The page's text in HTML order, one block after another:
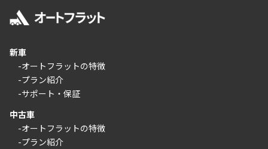
新車
-オートフラットの特徴
-プラン紹介
-サポート・保証
中古車
-オートフラットの特徴
-プラン紹介